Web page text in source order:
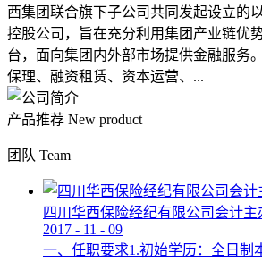
西集团联合旗下子公司共同发起设立的
控股公司，旨在充分利用集团产业链优
台，面向集团内外部市场提供金融服务
保理、融资租赁、资本运营、...
产品推荐 New product
团队 Team
四川华西保险经纪有限公司会计主
2017 - 11 - 09
一、任职要求1.初始学历：全日制